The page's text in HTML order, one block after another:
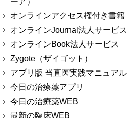
オンラインアクセス権付き書籍
オンラインJournal法人サービス
オンラインBook法人サービス
Zygote（ザイゴット）
アプリ版 当直医実践マニュアル
今日の治療薬アプリ
今日の治療薬WEB
最新の臨床WEB